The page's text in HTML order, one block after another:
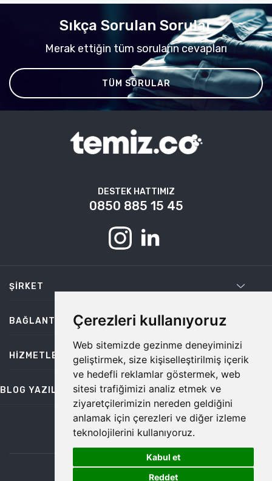
Çerezleri kullanıyoruz
Web sitemizde gezinme deneyiminizi
geliştirmek, size kişiselleştirilmiş içerik
ve hedefli reklamlar göstermek, web
sitesi trafiğimizi analiz etmek ve
ziyaretçilerimizin nereden geldiğini
anlamak için çerezleri ve diğer izleme
teknolojilerini kullanıyoruz.
Kabul et
Reddet
Sıkça Sorulan Sorular
Merak ettiğin tüm soruların cevapları
TÜM SORULAR
DESTEK HATTIMIZ
0850 885 15 45
ŞIRKET
BAĞLANTILAR
HIZMETLER
BLOG YAZILARI
bilgi@temiz.co
©2026 Temiz, Her Hakkı Saklıdır.